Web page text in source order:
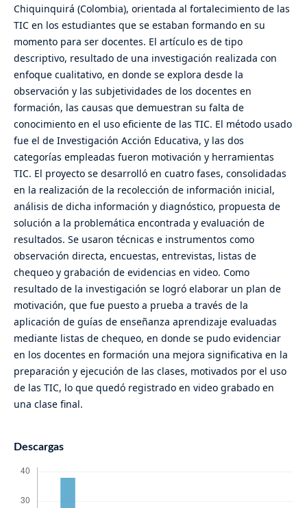
Chiquinquirá (Colombia), orientada al fortalecimiento de las
TIC en los estudiantes que se estaban formando en su
momento para ser docentes. El artículo es de tipo
descriptivo, resultado de una investigación realizada con
enfoque cualitativo, en donde se explora desde la
observación y las subjetividades de los docentes en
formación, las causas que demuestran su falta de
conocimiento en el uso eficiente de las TIC. El método usado
fue el de Investigación Acción Educativa, y las dos
categorías empleadas fueron motivación y herramientas
TIC. El proyecto se desarrolló en cuatro fases, consolidadas
en la realización de la recolección de información inicial,
análisis de dicha información y diagnóstico, propuesta de
solución a la problemática encontrada y evaluación de
resultados. Se usaron técnicas e instrumentos como
observación directa, encuestas, entrevistas, listas de
chequeo y grabación de evidencias en video. Como
resultado de la investigación se logró elaborar un plan de
motivación, que fue puesto a prueba a través de la
aplicación de guías de enseñanza aprendizaje evaluadas
mediante listas de chequeo, en donde se pudo evidenciar
en los docentes en formación una mejora significativa en la
preparación y ejecución de las clases, motivados por el uso
de las TIC, lo que quedó registrado en video grabado en
una clase final.
Descargas